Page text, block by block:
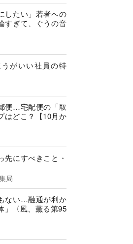
したい」若者への
すぎて、ぐうの音
がいい社員の特
便…宅配便の「取
はどこ？【10月か
先にすべきこと・
局
ない…融通が利か
」〈風、薫る第95